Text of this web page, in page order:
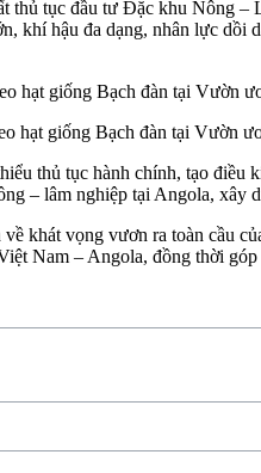
thủ tục đầu tư Đặc khu Nông
hậu đa dạng, nhân lực
giống Bạch đàn tại Vườn
thủ tục hành chính, tạo
– lâm nghiệp tại Angola,
khát vọng vươn ra toàn cầu
Nam – Angola, đồng thời